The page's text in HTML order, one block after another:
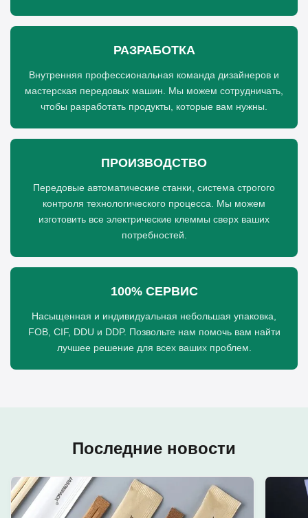
РАЗРАБОТКА
Внутренняя профессиональная команда дизайнеров и
мастерская передовых машин. Мы можем сотрудничать,
чтобы разработать продукты, которые вам нужны.
ПРОИЗВОДСТВО
Передовые автоматические станки, система строгого
контроля технологического процесса. Мы можем
изготовить все электрические клеммы сверх ваших
потребностей.
100% СЕРВИС
Насыщенная и индивидуальная небольшая упаковка,
FOB, CIF, DDU и DDP. Позвольте нам помочь вам найти
лучшее решение для всех ваших проблем.
Последние новости